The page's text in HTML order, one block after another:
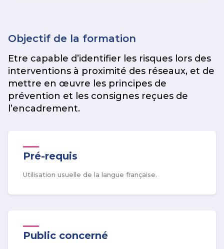
Objectif de la formation
Etre capable d’identifier les risques lors des
interventions à proximité des réseaux, et de
mettre en œuvre les principes de
prévention et les consignes reçues de
l’encadrement.
Pré-requis
Utilisation usuelle de la langue française.
Public concerné